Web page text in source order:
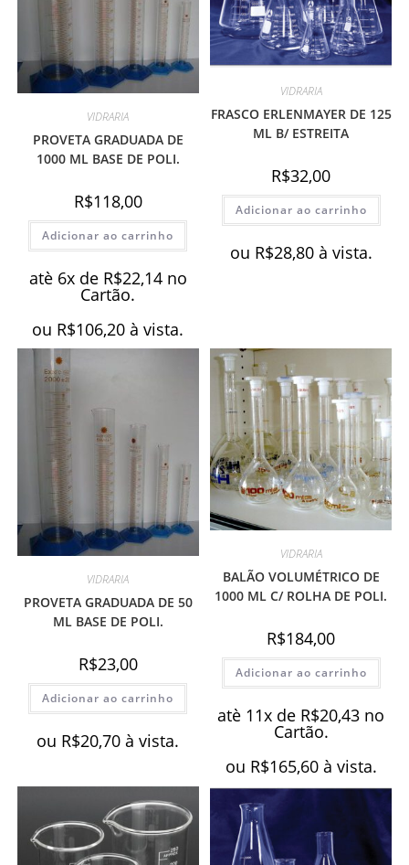
VIDRARIA
PROVETA GRADUADA DE
1000 ML BASE DE POLI.
R$118,00
Adicionar ao carrinho
atè 6x de R$22,14 no
Cartão.
ou R$106,20 à vista.
VIDRARIA
FRASCO ERLENMAYER DE 125
ML B/ ESTREITA
R$32,00
Adicionar ao carrinho
ou R$28,80 à vista.
VIDRARIA
PROVETA GRADUADA DE 50
ML BASE DE POLI.
R$23,00
Adicionar ao carrinho
ou R$20,70 à vista.
VIDRARIA
BALÃO VOLUMÉTRICO DE
1000 ML C/ ROLHA DE POLI.
R$184,00
Adicionar ao carrinho
atè 11x de R$20,43 no
Cartão.
ou R$165,60 à vista.